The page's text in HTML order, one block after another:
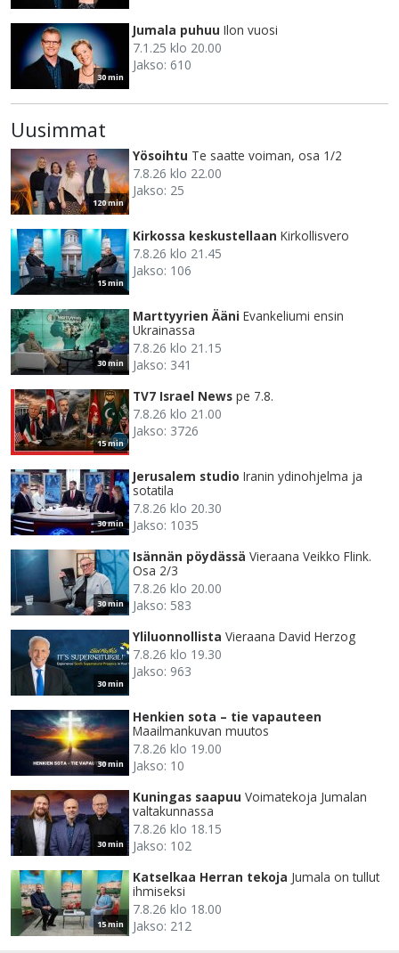
30 min
Jumala puhuu Ilon vuosi
7.1.25 klo 20.00
Jakso: 610
Uusimmat
120 min
Yösoihtu Te saatte voiman, osa 1/2
7.8.26 klo 22.00
Jakso: 25
15 min
Kirkossa keskustellaan Kirkollisvero
7.8.26 klo 21.45
Jakso: 106
30 min
Marttyyrien Ääni Evankeliumi ensin
Ukrainassa
7.8.26 klo 21.15
Jakso: 341
15 min
TV7 Israel News pe 7.8.
7.8.26 klo 21.00
Jakso: 3726
30 min
Jerusalem studio Iranin ydinohjelma ja
sotatila
7.8.26 klo 20.30
Jakso: 1035
30 min
Isännän pöydässä Vieraana Veikko Flink.
Osa 2/3
7.8.26 klo 20.00
Jakso: 583
30 min
Yliluonnollista Vieraana David Herzog
7.8.26 klo 19.30
Jakso: 963
30 min
Henkien sota – tie vapauteen
Maailmankuvan muutos
7.8.26 klo 19.00
Jakso: 10
30 min
Kuningas saapuu Voimatekoja Jumalan
valtakunnassa
7.8.26 klo 18.15
Jakso: 102
15 min
Katselkaa Herran tekoja Jumala on tullut
ihmiseksi
7.8.26 klo 18.00
Jakso: 212